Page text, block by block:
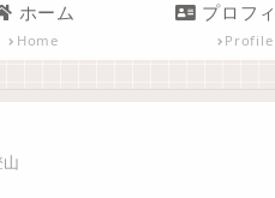
ホーム
Home
プロフ
Profile
山